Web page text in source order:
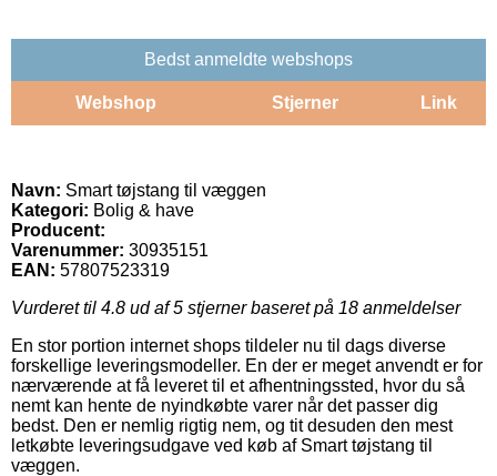
Bedst anmeldte webshops
Webshop Stjerner Link
Navn: Smart tøjstang til væggen
Kategori: Bolig & have
Producent:
Varenummer: 30935151
EAN: 57807523319
Vurderet til 4.8 ud af 5 stjerner baseret på 18 anmeldelser
En stor portion internet shops tildeler nu til dags diverse
forskellige leveringsmodeller. En der er meget anvendt er for
nærværende at få leveret til et afhentningssted, hvor du så
nemt kan hente de nyindkøbte varer når det passer dig
bedst. Den er nemlig rigtig nem, og tit desuden den mest
letkøbte leveringsudgave ved køb af Smart tøjstang til
væggen.